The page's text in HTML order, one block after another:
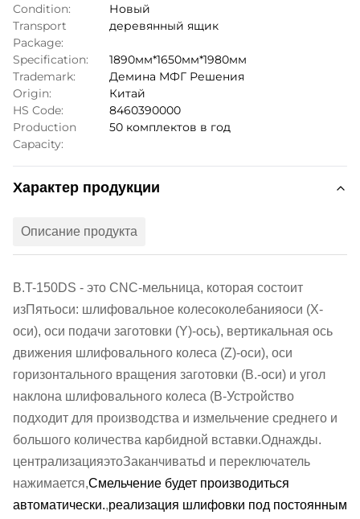
Condition:
Новый
Transport
Package:
деревянный ящик
Specification:
1890мм*1650мм*1980мм
Trademark:
Демина МФГ Решения
Origin:
Китай
HS Code:
8460390000
Production
Capacity:
50 комплектов в год
Характер продукции
Описание продукта
В.T-150DS - это CNC-мельница, которая состоит
изПятьоси: шлифовальное колесоколебанияоси (Х-
оси), оси подачи заготовки (Y)-ось), вертикальная ось
движения шлифовального колеса (Z)-оси), оси
горизонтального вращения заготовки (В.-оси) и угол
наклона шлифовального колеса (В-Устройство
подходит для производства и измельчение среднего и
большого количества карбидной вставки.Однажды.
централизацияэтоЗаканчиватьd и переключатель
нажимается,Смельчение будет производиться
автоматически.,реализация шлифовки под постоянным